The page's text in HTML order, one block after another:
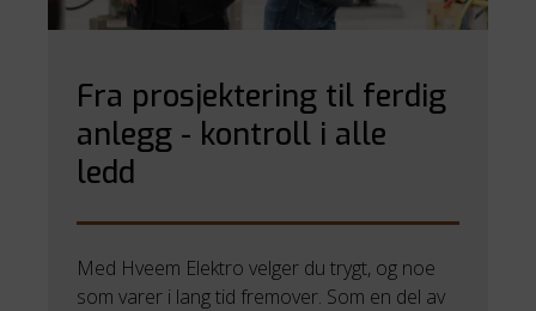
Fra prosjektering til ferdig
anlegg - kontroll i alle
ledd
Med Hveem Elektro velger du trygt, og noe
som varer i lang tid fremover. Som en del av